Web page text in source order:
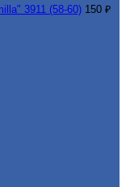
3911 (58-60) 150 ₽